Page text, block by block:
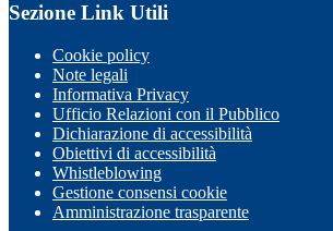
Sezione Link Utili
Cookie policy
Note legali
Informativa Privacy
Ufficio Relazioni con il Pubblico
Dichiarazione di accessibilità
Obiettivi di accessibilità
Whistleblowing
Gestione consensi cookie
Amministrazione trasparente